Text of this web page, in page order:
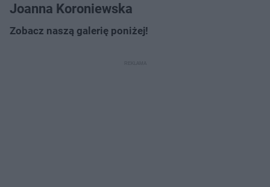
Joanna Koroniewska
Zobacz naszą galerię poniżej!